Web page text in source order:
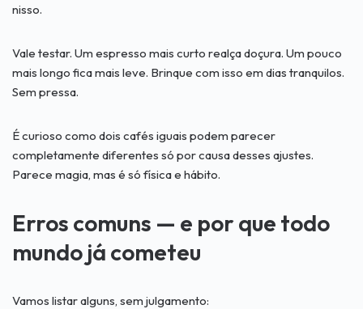
nisso.
Vale testar. Um espresso mais curto realça doçura. Um pouco
mais longo fica mais leve. Brinque com isso em dias tranquilos.
Sem pressa.
É curioso como dois cafés iguais podem parecer
completamente diferentes só por causa desses ajustes.
Parece magia, mas é só física e hábito.
Erros comuns — e por que todo
mundo já cometeu
Vamos listar alguns, sem julgamento: